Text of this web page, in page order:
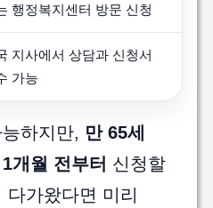
행정복지센터 방문 신청
지사에서 상담과 신청서
가능
하지만, 만 65세
개월 전부터 신청할
다가왔다면 미리